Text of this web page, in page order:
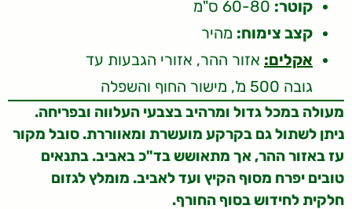
קוטר:
קצב צימוח: מהיר
אקלים: אזור ההר, אזורי הגבעות עד
גובה 500 מ', מישור החוף והשפלה
מעולה במכל גדול ומרהיב בצבעי העלווה ובפריחה.
ניתן לשתול גם בקרקע מועשרת ומאווררת. סובל מקור
עז באזור ההר, אך מתאושש בד"כ באביב. בתנאים
טובים יפרח מסוף הקיץ ועד לאביב. מומלץ לגזום
חלקית לחידוש בסוף החורף.